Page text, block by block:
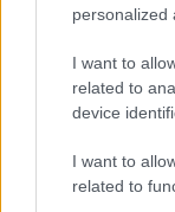
personalized
I want to
related to
device
I want to
related to
Horoszkóp
Ennek a 3
hozhat a hét